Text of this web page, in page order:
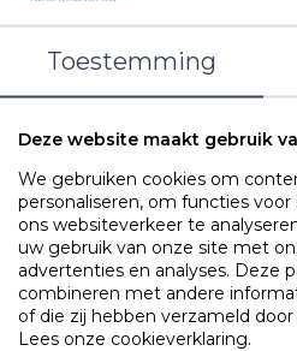
Tijk zijde 1:
Tijk zijde 2:
Met rits (in
OMSCHRIJVING
De ‘cooling fabric’ in
vezelbolletjes zorgen voor
voelt telkens wanneer u uw
koele, verfrissende werking.
Toestemming
Deze website maakt gebruik
We gebruiken cookies om
personaliseren, om functies
ons websiteverkeer te
uw gebruik van onze site met
advertenties en analyses. Deze
combineren met andere
of die zij hebben verzameld
Lees onze cookieverklaring.